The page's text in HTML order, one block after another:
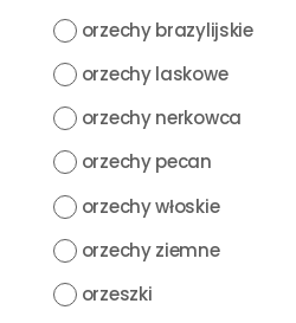
orzechy brazylijskie
orzechy laskowe
orzechy nerkowca
orzechy pecan
orzechy włoskie
orzechy ziemne
orzeszki